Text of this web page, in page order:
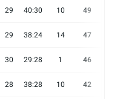
29 40:30 10 49
29 38:24 14 47
30 29:28 1 46
28 38:28 10 42